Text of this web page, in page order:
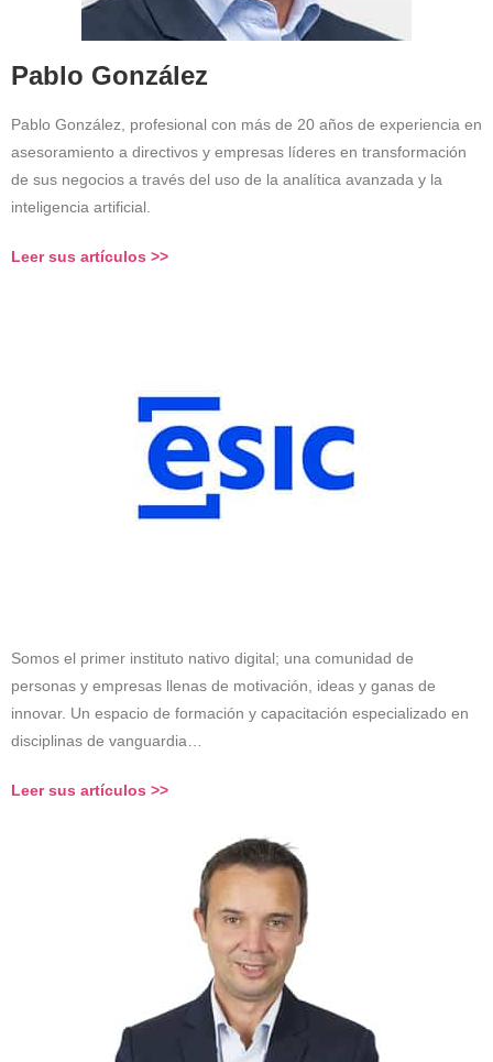
Pablo González
Pablo González, profesional con más de 20 años de experiencia en
asesoramiento a directivos y empresas líderes en transformación
de sus negocios a través del uso de la analítica avanzada y la
inteligencia artificial.
Leer sus artículos >>
Somos el primer instituto nativo digital; una comunidad de
personas y empresas llenas de motivación, ideas y ganas de
innovar. Un espacio de formación y capacitación especializado en
disciplinas de vanguardia…
Leer sus artículos >>